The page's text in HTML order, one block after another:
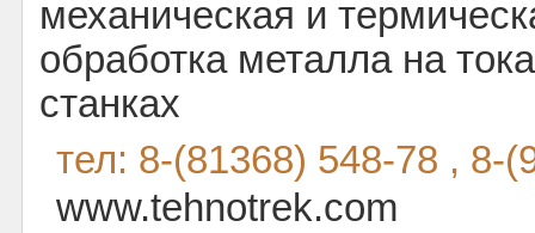
механическая и
обработка металла на
станках
тел: 8-(81368) 548-78 , 8-
www.tehnotrek.com